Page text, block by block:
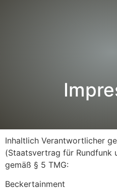
Inhaltlich Verantwortlicher
(Staatsvertrag für Rundfunk
gemäß § 5 TMG:
Beckertainment